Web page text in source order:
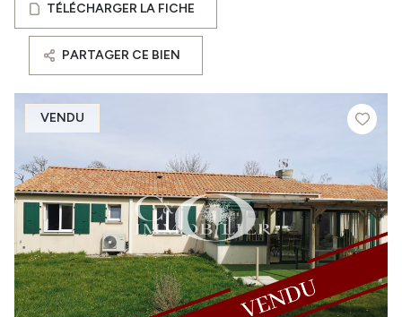
TÉLÉCHARGER LA FICHE
PARTAGER CE BIEN
VENDU